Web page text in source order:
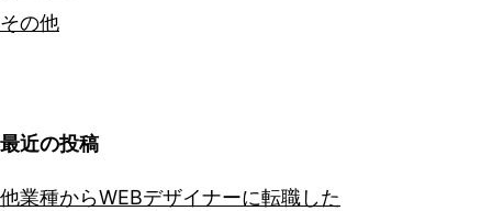
その他
最近の投稿
他業種からWEBデザイナーに転職した